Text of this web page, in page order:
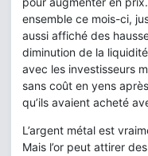
ensemble ce mois-ci,
aussi affiché des
diminution de la
avec les investisseurs
sans coût en yens
qu’ils avaient acheté
L’argent métal est
Mais l’or peut attirer